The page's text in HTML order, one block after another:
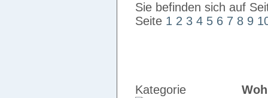
Sie befinden sich auf
Seite 1 2 3 4 5 6 7 8 9
Kategorie